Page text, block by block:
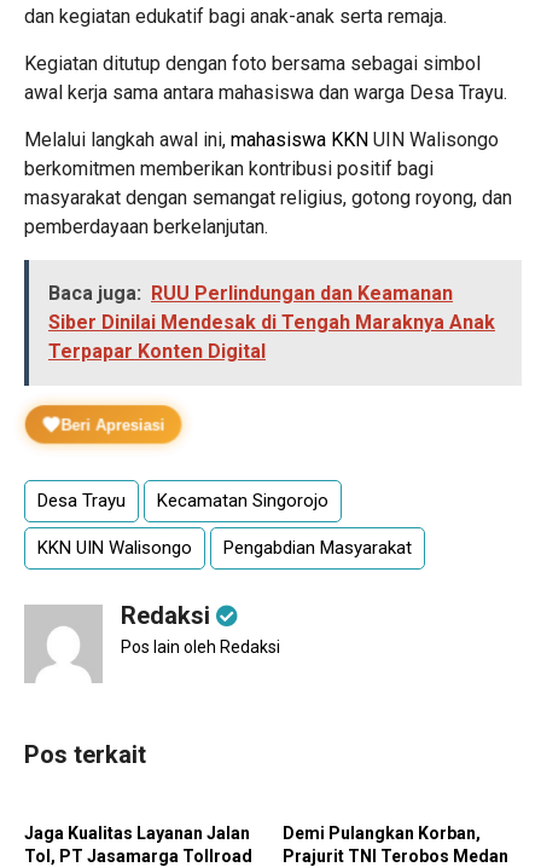
dan kegiatan edukatif bagi anak-anak serta remaja.
Kegiatan ditutup dengan foto bersama sebagai simbol
awal kerja sama antara mahasiswa dan warga Desa Trayu.
Melalui langkah awal ini, mahasiswa KKN UIN Walisongo
berkomitmen memberikan kontribusi positif bagi
masyarakat dengan semangat religius, gotong royong, dan
pemberdayaan berkelanjutan.
Baca juga: RUU Perlindungan dan Keamanan
Siber Dinilai Mendesak di Tengah Maraknya Anak
Terpapar Konten Digital
Beri Apresiasi
Desa Trayu Kecamatan Singorojo
KKN UIN Walisongo Pengabdian Masyarakat
Redaksi
Pos lain oleh Redaksi
Pos terkait
Jaga Kualitas Layanan Jalan
Tol, PT Jasamarga Tollroad
Demi Pulangkan Korban,
Prajurit TNI Terobos Medan